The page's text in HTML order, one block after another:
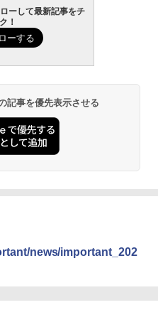
ーして最新記事をチ
！
記事を優先表示させる
news/important_202